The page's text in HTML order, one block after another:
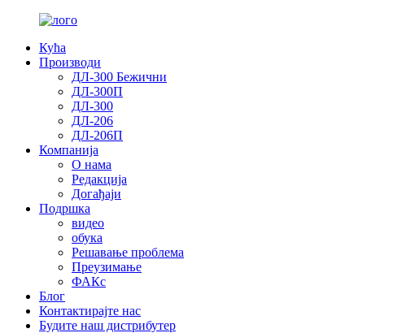
Кућа
Производи
ДЛ-300 Бежични
ДЛ-300П
ДЛ-300
ДЛ-206
ДЛ-206П
Компанија
О нама
Редакција
Догађаји
Подршка
видео
обука
Решавање проблема
Преузимање
ФАКс
Блог
Контактирајте нас
Будите наш дистрибутер